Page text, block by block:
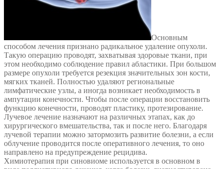
Основным
способом лечения признано радикальное удаление опухоли.
Такую операцию проводят, захватывая здоровые ткани, при
этом необходимо соблюдение правил абластики. При большом
размере опухоли требуется резекция значительных зон кости,
мягких тканей. Полностью удаляют региональные
лимфатические узлы, а иногда возникает необходимость в
ампутации конечности. Чтобы после операции восстановить
функцию конечности, проводят пластику, протезирование.
Лучевое лечение назначают на различных этапах, как до
хирургического вмешательства, так и после него. Благодаря
лучевой терапии можно затормозить развитие болезни, а если
облучение проводится после оперативного лечения, то оно
направлено на предупреждение рецидива.
Химиотерапия при синовиоме используется в основном в